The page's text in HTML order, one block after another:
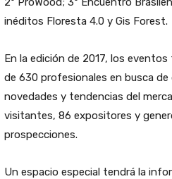
inéditos Floresta 4.0 y Gis Forest.
En la edición de 2017, los
de 630 profesionales en busca
novedades y tendencias del
visitantes, 86 expositores y
prospecciones.
Un espacio especial tendrá la